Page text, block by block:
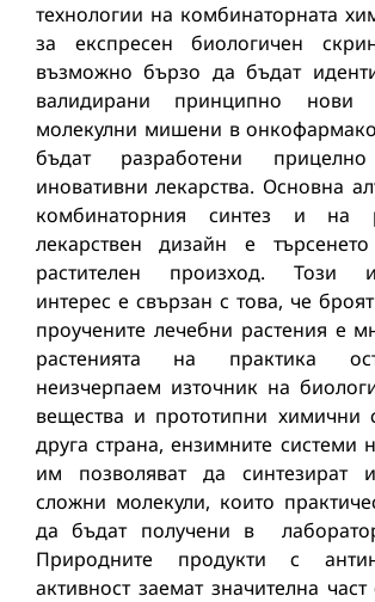
технологии на комбинаторната
за експресен биологичен
възможно бързо да бъдат
валидирани принципно нови
молекулни мишени в
бъдат разработени
иновативни лекарства. Основна
комбинаторния синтез и на
лекарствен дизайн е
растителен произход. Този
интерес е свързан с това, че
проучените лечебни растения е
растенията на практика
неизчерпаем източник на
вещества и прототипни химични
друга страна, ензимните системи
им позволяват да синтезират
сложни молекули, които
да бъдат получени в
Природните продукти с
активност заемат значителна